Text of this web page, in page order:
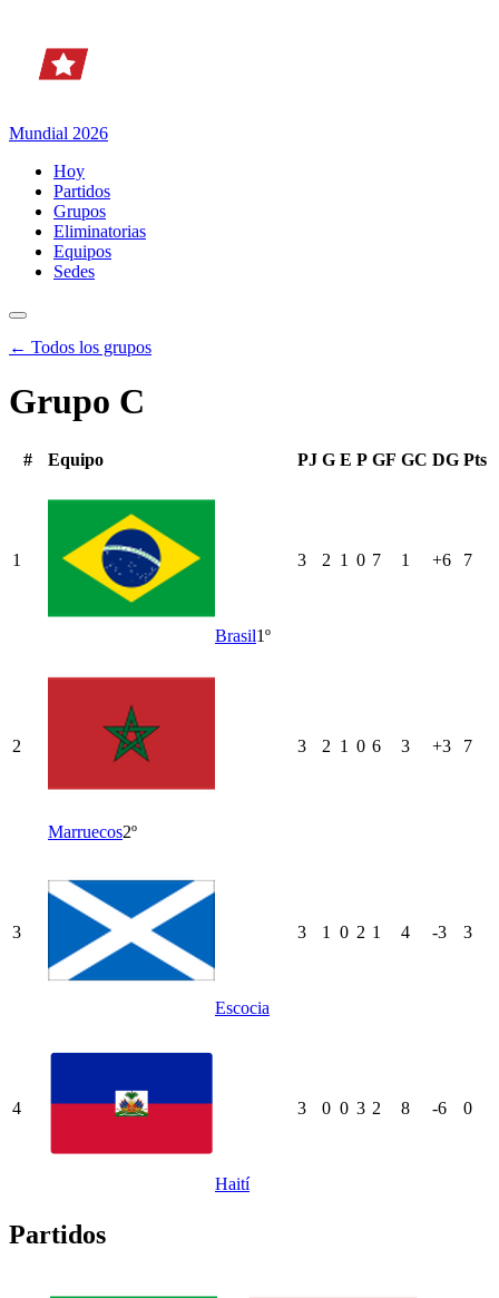
Mundial 2026
Hoy
Partidos
Grupos
Eliminatorias
Equipos
Sedes
← Todos los grupos
Grupo C
# Equipo PJ G E P GF GC DG Pts
1
Brasil1º
3 2 1 0 7 1 +6 7
2
Marruecos2º
3 2 1 0 6 3 +3 7
3
Escocia
3 1 0 2 1 4 -3 3
4
Haití
3 0 0 3 2 8 -6 0
Partidos